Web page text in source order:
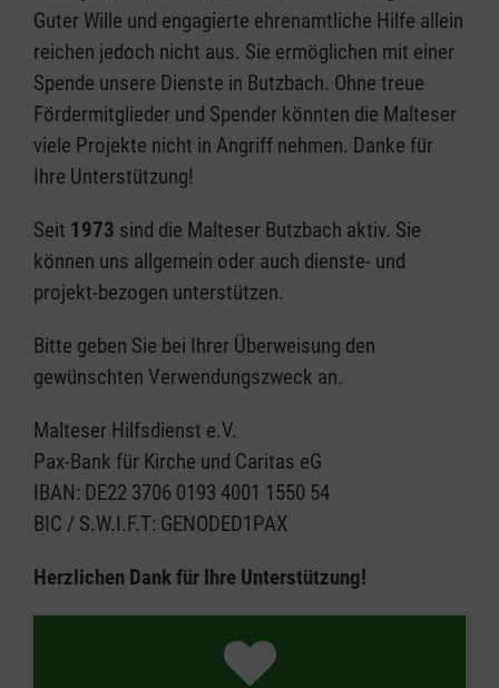
Guter Wille und engagierte ehrenamtliche Hilfe allein
reichen jedoch nicht aus. Sie ermöglichen mit einer
Spende unsere Dienste in Butzbach. Ohne treue
Fördermitglieder und Spender könnten die Malteser
viele Projekte nicht in Angriff nehmen. Danke für
Ihre Unterstützung!
Seit 1973 sind die Malteser Butzbach aktiv. Sie
können uns allgemein oder auch dienste- und
projekt-bezogen unterstützen.
Bitte geben Sie bei Ihrer Überweisung den
gewünschten Verwendungszweck an.
Malteser Hilfsdienst e.V.
Pax-Bank für Kirche und Caritas eG
IBAN: DE22 3706 0193 4001 1550 54
BIC / S.W.I.F.T: GENODED1PAX
Herzlichen Dank für Ihre Unterstützung!